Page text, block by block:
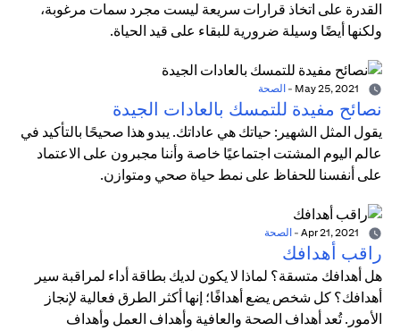
القدرة على اتخاذ قرارات سريعة ليست مجرد سمات مرغوبة،
ولكنها أيضًا وسيلة ضرورية للبقاء على قيد الحياة.
- الصحة
نصائح مفيدة للتمسك بالعادات الجيدة
يقول المثل الشهير: حياتك هي عاداتك. يبدو هذا صحيحًا بالتأكيد في
عالم اليوم المشتت اجتماعيًا خاصة وأننا مجبرون على الاعتماد
على أنفسنا للحفاظ على نمط حياة صحي ومتوازن.
- الصحة
راقب أهدافك
هل أهدافك متسقة؟ لماذا لا يكون لديك بطاقة أداء لمراقبة سير
أهدافك؟ كل شخص يضع أهدافًا؛ إنها أكثر الطرق فعالية لإنجاز
الأمور. تُعد أهداف الصحة والعافية وأهداف العمل وأهداف